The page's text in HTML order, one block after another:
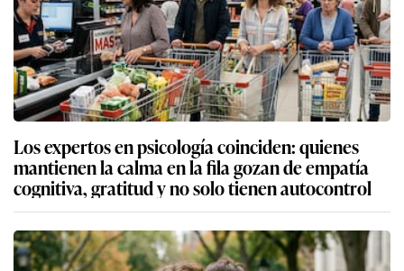
Los expertos en psicología coinciden: quienes
mantienen la calma en la fila gozan de empatía
cognitiva, gratitud y no solo tienen autocontrol